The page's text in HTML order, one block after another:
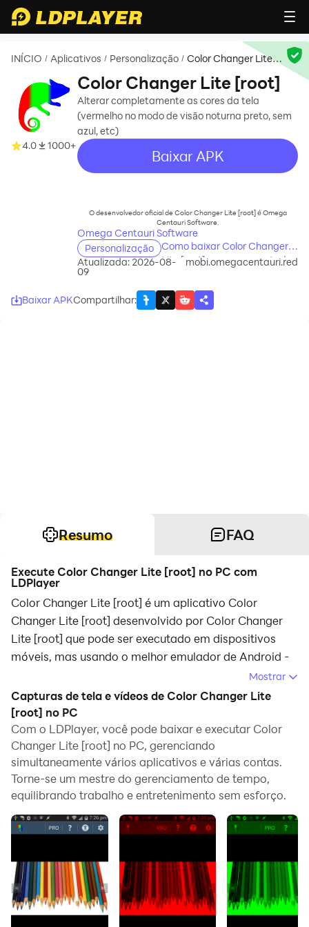
INÍCIO / Aplicativos / Personalização / Color Changer Lite
4.0 1000+
Color Changer Lite [root]
Alterar completamente as cores da tela
(vermelho no modo de visão noturna preto, sem
azul, etc)
Baixar APK
recommend
O desenvolvedor oficial de Color Changer Lite [root] é Omega
Centauri Software.
Omega Centauri Software
Personalização
Como baixar Color Changer
Lite [root] no seu computador
Atualizada: 2026-08-
09
mobi.omegacentauri.red
Baixar APKCompartilhar:
Resumo FAQ
Execute Color Changer Lite [root] no PC com
LDPlayer
Color Changer Lite [root] é um aplicativo Color
Changer Lite [root] desenvolvido por Color Changer
Lite [root] que pode ser executado em dispositivos
móveis, mas usando o melhor emulador de Android -
LDPlayer, você pode baixar e jogar Color Changer Lite
[root] no seu computador.
Ao executar Color Changer Lite [root] no seu
computador, você pode navegar claramente em uma
tela maior, e controlar o aplicativo com o mouse e o
teclado é muito mais rápido do que com o teclado de
toque, e você nunca terá que se preocupar com a
aplicativos e contas no seu PC.
E a função de transferência de arquivos torna muito
Mostrar
Capturas de tela e vídeos de Color Changer Lite
[root] no PC
Com o LDPlayer, você pode baixar e executar Color
Changer Lite [root] no PC, gerenciando
simultaneamente vários aplicativos e várias contas.
Torne-se um mestre do gerenciamento de tempo,
equilibrando trabalho e entretenimento sem esforço.